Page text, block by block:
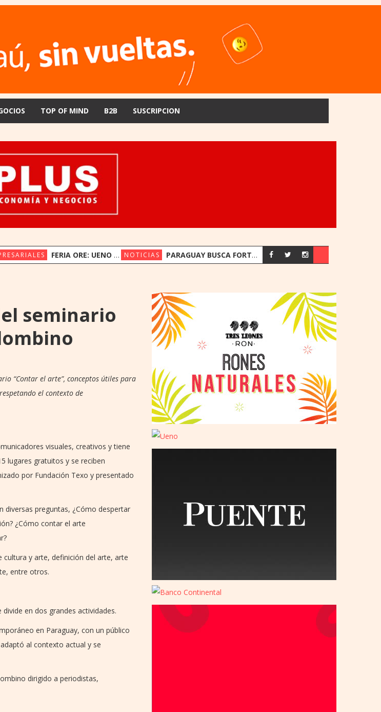
TOP OF MIND B2B SUSCRIPCION
FERIA ORE: UENO BANK APUESTA POR LA CULTURA INDÍGENA Y EL COMERCIO JUSTO NOTICIAS PARAGUAY BUSCA FORTALECER SU ESTRATEGIA ENERGÉTICA ANTE EL CRECIMIENTO DE LA DEMANDA
seminario
“Contar el arte”, conceptos útiles para
el contexto de
visuales, creativos y tiene
lugares gratuitos y se reciben
por Fundación Texo y presentado
diversas preguntas, ¿Cómo despertar
¿Cómo contar el arte
y arte, definición del arte, arte
entre otros.
en dos grandes actividades.
en Paraguay, con un público
al contexto actual y se
dirigido a periodistas,